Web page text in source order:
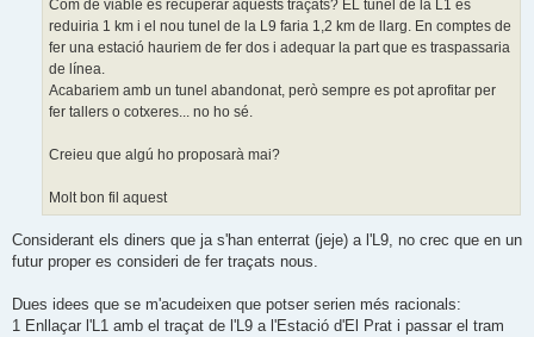
Com de viable és recuperar aquests traçats? EL tunel de la L1 es
reduiria 1 km i el nou tunel de la L9 faria 1,2 km de llarg. En comptes de
fer una estació hauriem de fer dos i adequar la part que es traspassaria
de línea.
Acabariem amb un tunel abandonat, però sempre es pot aprofitar per
fer tallers o cotxeres... no ho sé.
Creieu que algú ho proposarà mai?
Molt bon fil aquest
Considerant els diners que ja s'han enterrat (jeje) a l'L9, no crec que en un
futur proper es consideri de fer traçats nous.
Dues idees que se m'acudeixen que potser serien més racionals:
1 Enllaçar l'L1 amb el traçat de l'L9 a l'Estació d'El Prat i passar el tram